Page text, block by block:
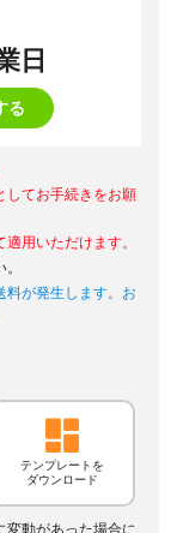
日
る
してお手続きをお願
用いただけます。
が発生します。お
テンプレートを
ダウンロード
動があった場合に